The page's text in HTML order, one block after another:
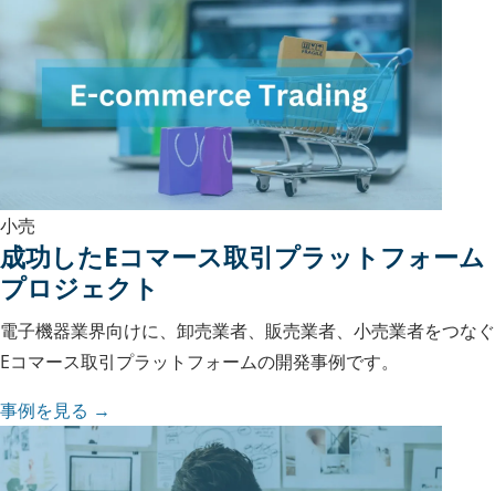
小売
成功したEコマース取引プラットフォーム
プロジェクト
電子機器業界向けに、卸売業者、販売業者、小売業者をつなぐ
Eコマース取引プラットフォームの開発事例です。
事例を見る →